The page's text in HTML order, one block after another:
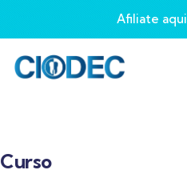
Afiliate aqui
Curso